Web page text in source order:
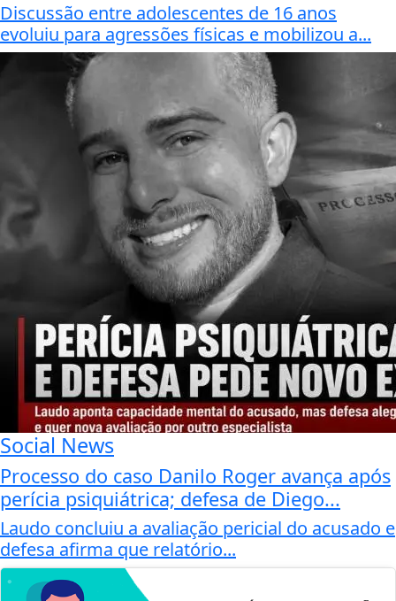
Discussão entre adolescentes de 16 anos
evoluiu para agressões físicas e mobilizou a...
Social News
Processo do caso Danilo Roger avança após
perícia psiquiátrica; defesa de Diego...
Laudo concluiu a avaliação pericial do acusado e
defesa afirma que relatório...